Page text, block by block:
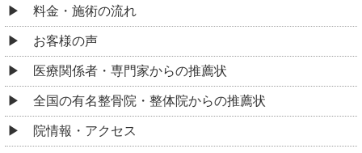
料金・施術の流れ
お客様の声
医療関係者・専門家からの推薦状
全国の有名整骨院・整体院からの推薦状
院情報・アクセス